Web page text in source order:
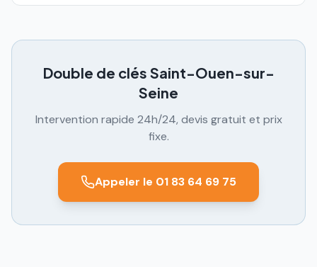
Double de clés Saint-Ouen-sur-
Seine
Intervention rapide 24h/24, devis gratuit et prix
fixe.
Appeler le 01 83 64 69 75